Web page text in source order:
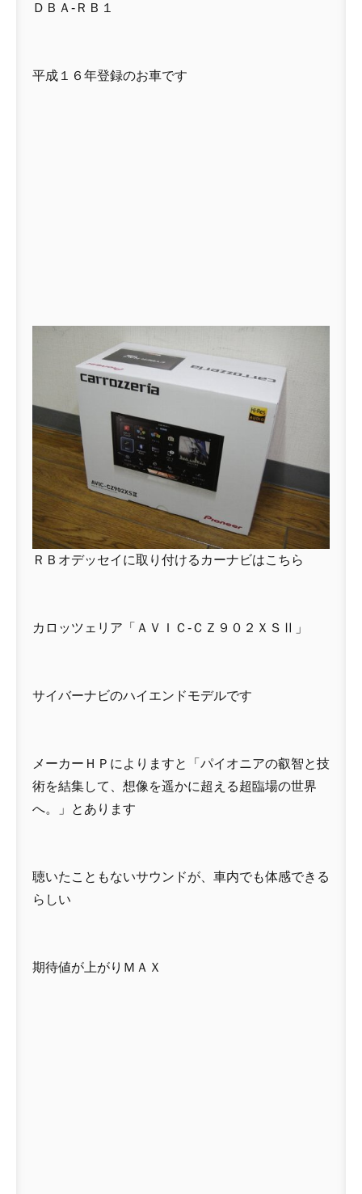
ＤＢＡ-ＲＢ１
平成１６年登録のお車です
ＲＢオデッセイに取り付けるカーナビはこちら
カロッツェリア「ＡＶＩＣ-ＣＺ９０２ＸＳⅡ」
サイバーナビのハイエンドモデルです
メーカーＨＰによりますと「パイオニアの叡智と技
術を結集して、想像を遥かに超える超臨場の世界
へ。」とあります
聴いたこともないサウンドが、車内でも体感できる
らしい
期待値が上がりＭＡＸ